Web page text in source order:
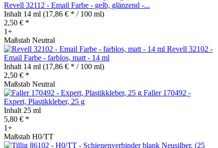
Revell 32112 - Email Farbe - gelb, glänzend -...
Inhalt 14 ml (17,86 € * / 100 ml)
2,50 € *
1+
Maßstab Neutral
Revell 32102 -
Email Farbe - farblos, matt - 14 ml
Inhalt 14 ml (17,86 € * / 100 ml)
2,50 € *
Maßstab Neutral
Faller 170492 -
Expert, Plastikkleber, 25 g
Inhalt 25 ml
5,80 € *
1+
Maßstab H0/TT